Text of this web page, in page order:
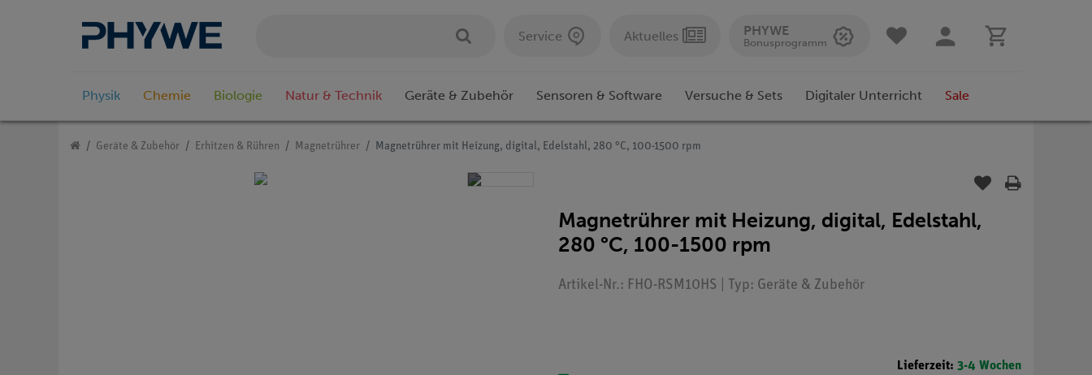
Service Aktuelles PHYWE
Bonusprogramm
Physik Chemie Biologie Natur & Technik Geräte & Zubehör Sensoren & Software Versuche & Sets Digitaler Unterricht Sale
Geräte & Zubehör Erhitzen & Rühren Magnetrührer Magnetrührer mit Heizung, digital, Edelstahl, 280 °C, 100-1500 rpm
Magnetrührer mit Heizung, digital, Edelstahl,
280 °C, 100-1500 rpm
Artikel-Nr.: FHO-RSM10HS | Typ: Geräte & Zubehör
Lieferzeit: 3-4 Wochen